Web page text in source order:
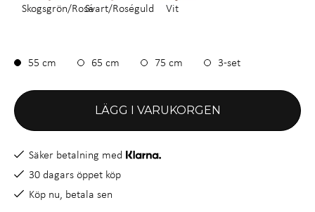
Skogsgrön/RoséSvart/Roséguld Vit
55 cm 65 cm 75 cm 3-set
LÄGG I VARUKORGEN
Säker betalning med
30 dagars öppet köp
Köp nu, betala sen